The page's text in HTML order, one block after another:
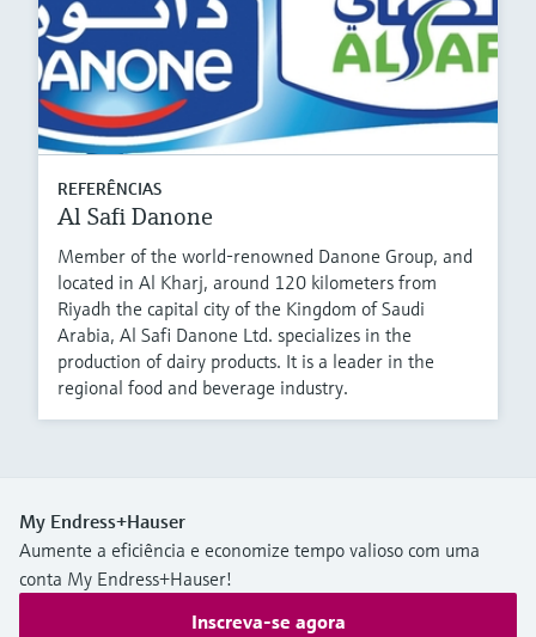
REFERÊNCIAS
Al Safi Danone
Member of the world-renowned Danone Group, and
located in Al Kharj, around 120 kilometers from
Riyadh the capital city of the Kingdom of Saudi
Arabia, Al Safi Danone Ltd. specializes in the
production of dairy products. It is a leader in the
regional food and beverage industry.
My Endress+Hauser
Aumente a eficiência e economize tempo valioso com uma
conta My Endress+Hauser!
Inscreva-se agora